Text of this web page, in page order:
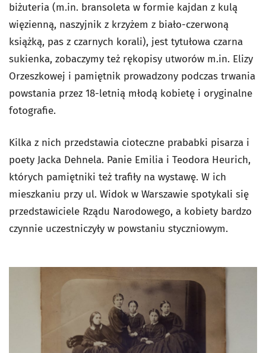
biżuteria (m.in. bransoleta w formie kajdan z kulą
więzienną, naszyjnik z krzyżem z biało-czerwoną
książką, pas z czarnych korali), jest tytułowa czarna
sukienka, zobaczymy też rękopisy utworów m.in. Elizy
Orzeszkowej i pamiętnik prowadzony podczas trwania
powstania przez 18-letnią młodą kobietę i oryginalne
fotografie.
Kilka z nich przedstawia cioteczne prababki pisarza i
poety Jacka Dehnela. Panie Emilia i Teodora Heurich,
których pamiętniki też trafiły na wystawę. W ich
mieszkaniu przy ul. Widok w Warszawie spotykali się
przedstawiciele Rządu Narodowego, a kobiety bardzo
czynnie uczestniczyły w powstaniu styczniowym.